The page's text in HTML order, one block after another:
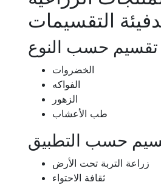
التقسيمات
تقسيم حسب النوع
الخضروات
الفواكه
الزهور
طب الأعشاب
حسب التطبيق
زراعة التربة تحت الأرض
ثقافة الاحتواء